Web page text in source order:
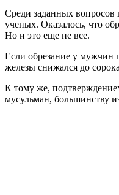
Среди заданных вопросов
ученых. Оказалось, что
Но и это еще не все.
Если обрезание у мужчин
железы снижался до
К тому же,
мусульман, большинству